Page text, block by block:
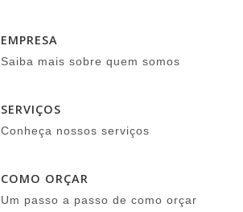
EMPRESA
Saiba mais sobre quem somos
SERVIÇOS
Conheça nossos serviços
COMO ORÇAR
Um passo a passo de como orçar